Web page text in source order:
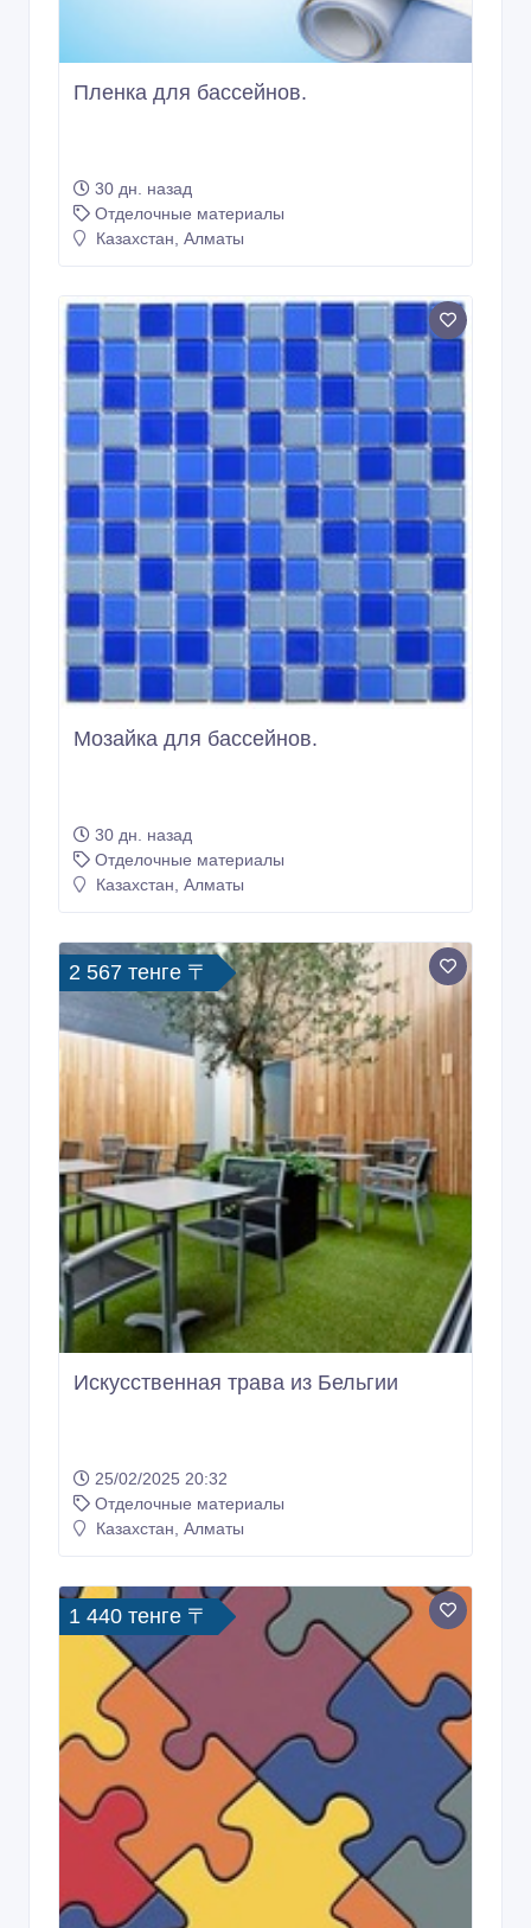
Мозайка для бассейнов.
30 дн. назад
Отделочные материалы
Казахстан, Алматы
Искусственная трава из Бельгии
25/02/2025 20:32
Отделочные материалы
Казахстан, Алматы
1 440 тенге 〒
Настоящий бельгийский линолеум
25/02/2025 20:32
Отделочные материалы
Казахстан, Алматы